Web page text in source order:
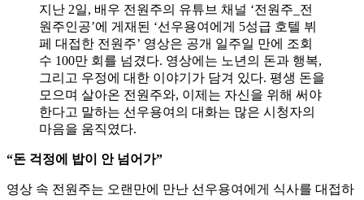
지난 2일, 배우 전원주의 유튜브 채널 ‘전원주_전
원주인공’에 게재된 ‘선우용여에게 5성급 호텔 뷔
페 대접한 전원주’ 영상은 공개 일주일 만에 조회
수 100만 회를 넘겼다. 영상에는 노년의 돈과 행복,
그리고 우정에 대한 이야기가 담겨 있다. 평생 돈을
모으며 살아온 전원주와, 이제는 자신을 위해 써야
한다고 말하는 선우용여의 대화는 많은 시청자의
마음을 움직였다.
“돈 걱정에 밥이 안 넘어가”
영상 속 전원주는 오랜만에 만난 선우용여에게 식사를 대접하